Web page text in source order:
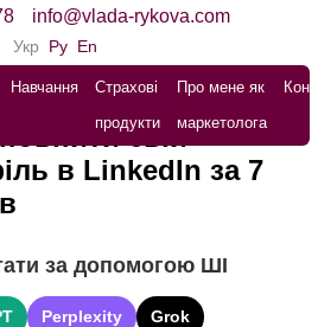
info@vlada-rykova.com
Укр Ру En
Навчання
Страхові
продукти
Про мене як
маркетолога
свій
в LinkedIn за 7
за допомогою ШІ
Perplexity Grok